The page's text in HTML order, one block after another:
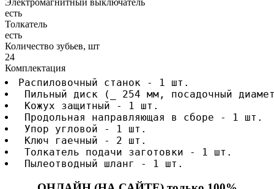
есть
Толкатель
есть
Количество зубьев, шт
24
Комплектация
Распиловочный станок - 1 шт.
Пильный диск (_ 254 мм, посадочный
Кожух защитный - 1 шт.
Продольная направляющая в сборе - 1 шт.
Упор угловой - 1 шт.
Ключ гаечный - 2 шт.
Толкатель подачи заготовки - 1 шт.
Пылеотводный шланг - 1 шт.